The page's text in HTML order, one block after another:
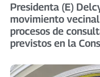
Presidenta (E)
movimiento
procesos de
previstos en la